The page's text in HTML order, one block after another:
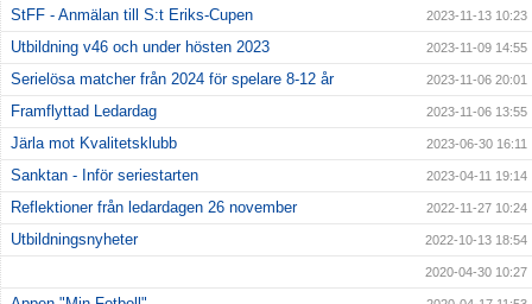
StFF - Anmälan till S:t Eriks-Cupen 2023-11-13 10:23
Utbildning v46 och under hösten 2023 2023-11-09 14:55
Serielösa matcher från 2024 för spelare 8-12 år 2023-11-06 20:01
Framflyttad Ledardag 2023-11-06 13:55
Järla mot Kvalitetsklubb 2023-06-30 16:11
Sanktan - Inför seriestarten 2023-04-11 19:14
Reflektioner från ledardagen 26 november 2022-11-27 10:24
Utbildningsnyheter 2022-10-13 18:54
2020-04-30 10:27